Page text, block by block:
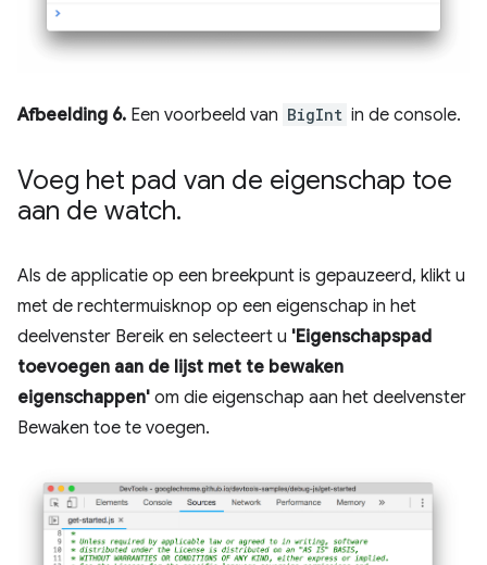
Afbeelding 6. Een voorbeeld van BigInt in de console.
Voeg het pad van de eigenschap toe
aan de watch.
Als de applicatie op een breekpunt is gepauzeerd, klikt u
met de rechtermuisknop op een eigenschap in het
deelvenster Bereik en selecteert u 'Eigenschapspad
toevoegen aan de lijst met te bewaken
eigenschappen' om die eigenschap aan het deelvenster
Bewaken toe te voegen.